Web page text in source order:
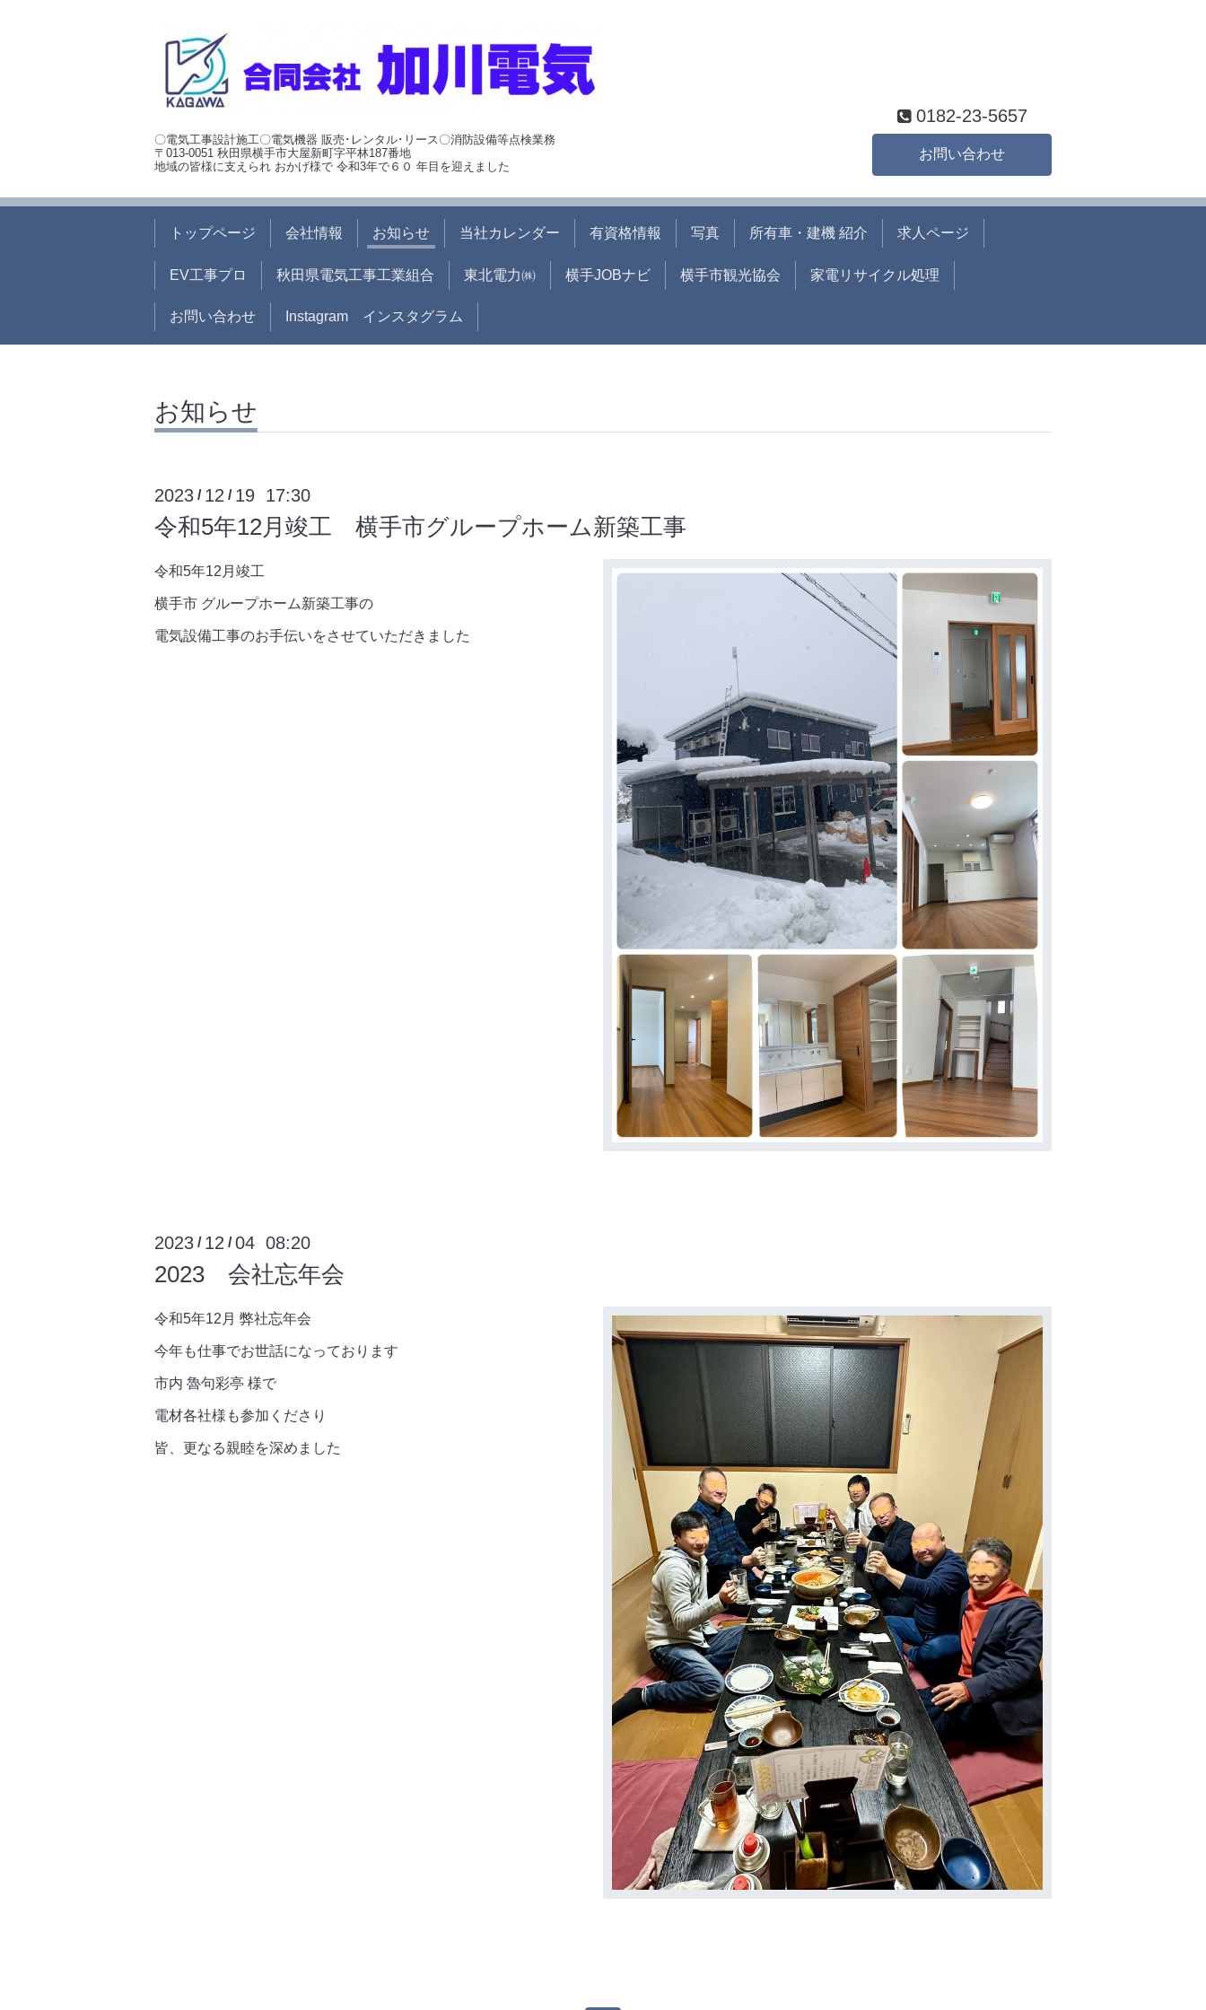
〇電気工事設計施工〇電気機器 販売･レンタル･リース〇消防設備等点検業務
〒013-0051 秋田県横手市大屋新町字平林187番地
地域の皆様に支えられ おかげ様で 令和3年で６０ 年目を迎えました
0182-23-5657
お問い合わせ
トップページ 会社情報 お知らせ 当社カレンダー 有資格情報 写真 所有車・建機 紹介 求人ページ
EV工事プロ 秋田県電気工事工業組合 東北電力㈱ 横手JOBナビ 横手市観光協会 家電リサイクル処理
お問い合わせ Instagram インスタグラム
お知らせ
2023 / 12 / 19 17:30
令和5年12月竣工 横手市グループホーム新築工事
令和5年12月竣工
横手市 グループホーム新築工事の
電気設備工事のお手伝いをさせていただきました
2023 / 12 /04 08:20
2023 会社忘年会
令和5年12月 弊社忘年会
今年も仕事でお世話になっております
市内 魯句彩亭 様で
電材各社様も参加くださり
皆、更なる親睦を深めました